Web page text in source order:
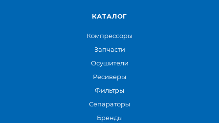
КАТАЛОГ
Компрессоры
Запчасти
Осушители
Ресиверы
Фильтры
Сепараторы
Бренды